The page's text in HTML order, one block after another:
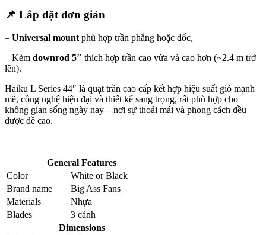
📌 Lắp đặt đơn giản
– Universal mount phù hợp trần phẳng hoặc dốc,
– Kèm downrod 5″ thích hợp trần cao vừa và cao hơn (~2.4 m trở
lên).
Haiku L Series 44″ là quạt trần cao cấp kết hợp hiệu suất gió mạnh
mẽ, công nghệ hiện đại và thiết kế sang trọng, rất phù hợp cho
không gian sống ngày nay – nơi sự thoải mái và phong cách đều
được đề cao.
General Features
Color
White orBlack
Brand name
Big Ass Fans
Materials
Nhựa
Blades
3 cánh
Dimensions